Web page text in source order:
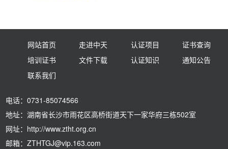
网站首页 走进中天 认证项目
证书查询
培训证书
文件下载 认证知识
通知公告
联系我们
电话：0731-85074566
地址：湖南省长沙市雨花区高桥街道天下一家华府三栋502室
网址：http://www.ztht.org.cn
邮箱：ZTHTGJ@vip.163.com